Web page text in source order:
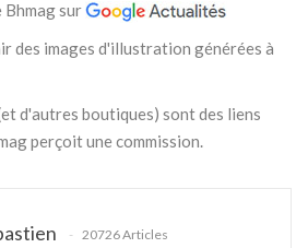
Bhmag sur
des images d'illustration générées à
d'autres boutiques) sont des liens
perçoit une commission.
20726 Articles